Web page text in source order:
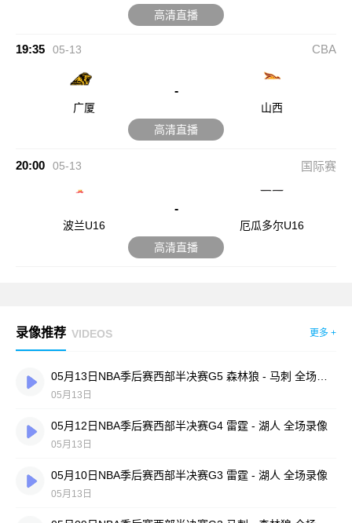
高清直播
19:35 05-13 CBA
广厦
-
山西
高清直播
20:00 05-13 国际赛
波兰U16
-
厄瓜多尔U16
高清直播
录像推荐 VIDEOS 更多 +
05月13日
05月12日NBA季后赛西部半决赛G4 雷霆 - 湖人 全场录像
05月13日
05月10日NBA季后赛西部半决赛G3 雷霆 - 湖人 全场录像
05月13日